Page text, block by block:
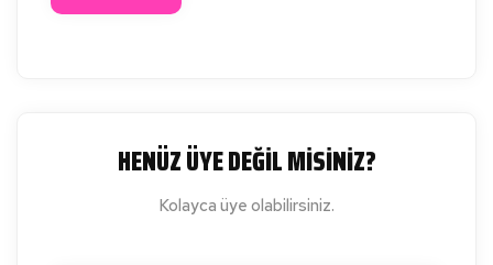
HENÜZ ÜYE DEĞİL MİSİNİZ?
Kolayca üye olabilirsiniz.